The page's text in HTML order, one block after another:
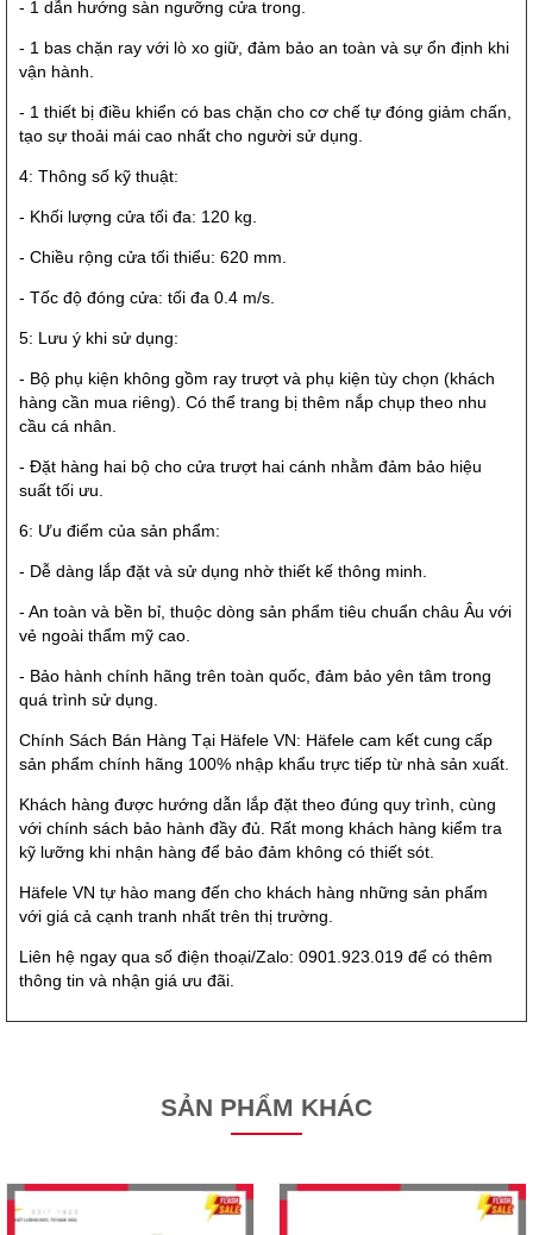
- 1 dẫn hướng sàn ngưỡng cửa trong.
- 1 bas chặn ray với lò xo giữ, đảm bảo an toàn và sự ổn định khi
vận hành.
- 1 thiết bị điều khiển có bas chặn cho cơ chế tự đóng giảm chấn,
tạo sự thoải mái cao nhất cho người sử dụng.
4: Thông số kỹ thuật:
- Khối lượng cửa tối đa: 120 kg.
- Chiều rộng cửa tối thiểu: 620 mm.
- Tốc độ đóng cửa: tối đa 0.4 m/s.
5: Lưu ý khi sử dụng:
- Bộ phụ kiện không gồm ray trượt và phụ kiện tùy chọn (khách
hàng cần mua riêng). Có thể trang bị thêm nắp chụp theo nhu
cầu cá nhân.
- Đặt hàng hai bộ cho cửa trượt hai cánh nhằm đảm bảo hiệu
suất tối ưu.
6: Ưu điểm của sản phẩm:
- Dễ dàng lắp đặt và sử dụng nhờ thiết kế thông minh.
- An toàn và bền bỉ, thuộc dòng sản phẩm tiêu chuẩn châu Âu với
vẻ ngoài thẩm mỹ cao.
- Bảo hành chính hãng trên toàn quốc, đảm bảo yên tâm trong
quá trình sử dụng.
Chính Sách Bán Hàng Tại Häfele VN: Häfele cam kết cung cấp
sản phẩm chính hãng 100% nhập khẩu trực tiếp từ nhà sản xuất.
Khách hàng được hướng dẫn lắp đặt theo đúng quy trình, cùng
với chính sách bảo hành đầy đủ. Rất mong khách hàng kiểm tra
kỹ lưỡng khi nhận hàng để bảo đảm không có thiết sót.
Häfele VN tự hào mang đến cho khách hàng những sản phẩm
với giá cả cạnh tranh nhất trên thị trường.
Liên hệ ngay qua số điện thoại/Zalo: 0901.923.019 để có thêm
thông tin và nhận giá ưu đãi.
SẢN PHẨM KHÁC